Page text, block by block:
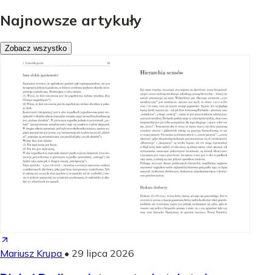
Najnowsze artykuły
Zobacz wszystko
Mariusz Krupa • 29 lipca 2026